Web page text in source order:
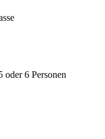
oder 6 Personen